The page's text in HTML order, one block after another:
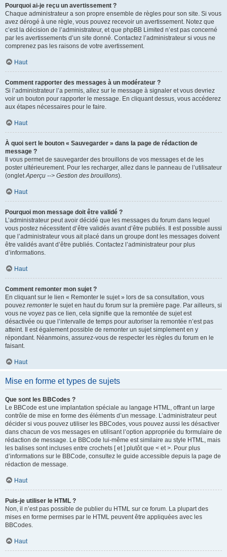
Pourquoi ai-je reçu un avertissement ?
Chaque administrateur a son propre ensemble de règles pour son site. Si vous
avez dérogé à une règle, vous pouvez recevoir un avertissement. Notez que
c’est la décision de l’administrateur, et que phpBB Limited n’est pas concerné
par les avertissements d’un site donné. Contactez l’administrateur si vous ne
comprenez pas les raisons de votre avertissement.
Haut
Comment rapporter des messages à un modérateur ?
Si l’administrateur l’a permis, allez sur le message à signaler et vous devriez
voir un bouton pour rapporter le message. En cliquant dessus, vous accéderez
aux étapes nécessaires pour le faire.
Haut
À quoi sert le bouton « Sauvegarder » dans la page de rédaction de
message ?
Il vous permet de sauvegarder des brouillons de vos messages et de les
poster ultérieurement. Pour les recharger, allez dans le panneau de l’utilisateur
(ongletAperçu --> Gestion des brouillons).
Haut
Pourquoi mon message doit être validé ?
L’administrateur peut avoir décidé que les messages du forum dans lequel
vous postez nécessitent d’être validés avant d’être publiés. Il est possible aussi
que l’administrateur vous ait placé dans un groupe dont les messages doivent
être validés avant d’être publiés. Contactez l’administrateur pour plus
d’informations.
Haut
Comment remonter mon sujet ?
En cliquant sur le lien « Remonter le sujet » lors de sa consultation, vous
pouvez remonterle sujet en haut du forum sur la première page. Par ailleurs, si
vous ne voyez pas ce lien, cela signifie que la remontée de sujet est
désactivée ou que l’intervalle de temps pour autoriser la remontée n’est pas
atteint. Il est également possible de remonter un sujet simplement en y
répondant. Néanmoins, assurez-vous de respecter les règles du forum en le
faisant.
Haut
Mise en forme et types de sujets
Que sont les BBCodes ?
Le BBCode est une implantation spéciale au langage HTML, offrant un large
contrôle de mise en forme des éléments d’un message. L’administrateur peut
décider si vous pouvez utiliser les BBCodes, vous pouvez aussi les désactiver
dans chacun de vos messages en utilisant l’option appropriée du formulaire de
rédaction de message. Le BBCode lui-même est similaire au style HTML, mais
les balises sont incluses entre crochets [ et ] plutôt que < et >. Pour plus
d’informations sur le BBCode, consultez le guide accessible depuis la page de
rédaction de message.
Haut
Puis-je utiliser le HTML ?
Non, il n’est pas possible de publier du HTML sur ce forum. La plupart des
mises en forme permises par le HTML peuvent être appliquées avec les
BBCodes.
Haut